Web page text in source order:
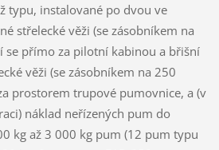
typu, instalované po dvou ve
střelecké věži (se zásobníkem na
se přímo za pilotní kabinou a břišní
věži (se zásobníkem na 250
prostorem trupové pumovnice, a (v
náklad neřízených pum do
kg až 3 000 kg pum (12 pum typu